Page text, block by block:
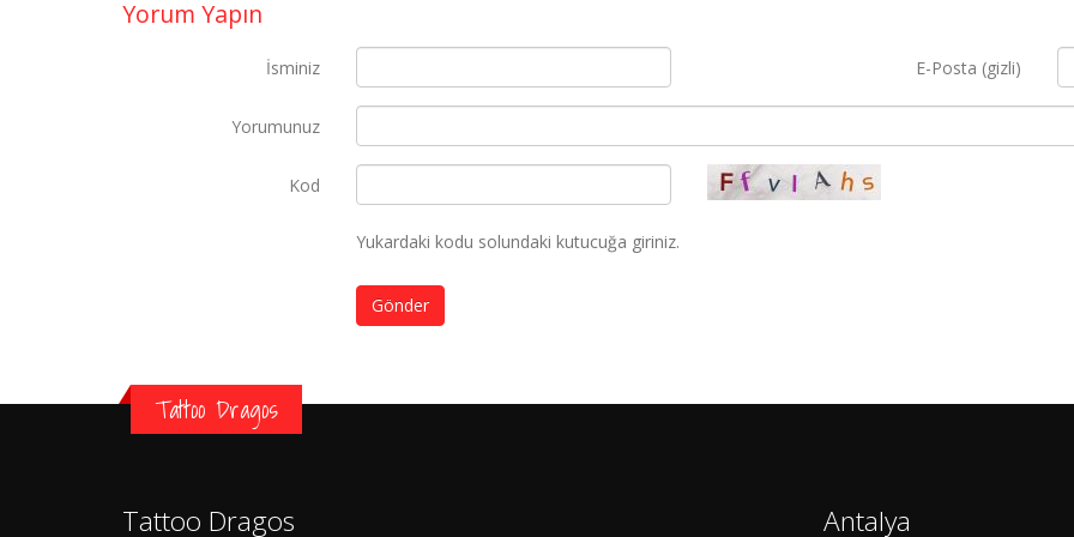
Yorum Yapın
İsminiz E-Posta (gizli)
Yorumunuz
Kod
Yukardaki kodu solundaki kutucuğa giriniz.
Gönder
Tattoo Dragos
Tattoo Dragos Antalya